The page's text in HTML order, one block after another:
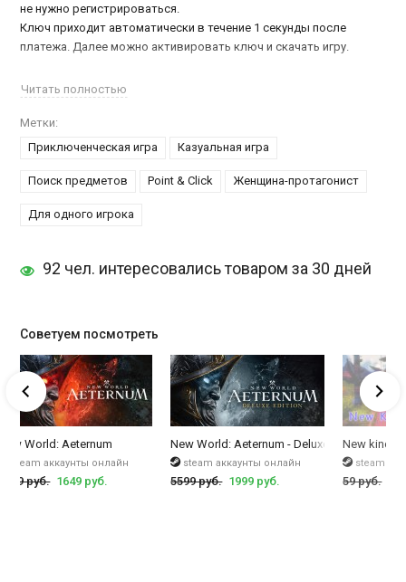
не нужно регистрироваться.
Ключ приходит автоматически в течение 1 секунды после
платежа. Далее можно активировать ключ и скачать игру.
Сюжет New York Mysteries: Secrets of the Mafia
внезапно исчезают при неизвестных обстоятельствах. Все, что
смогли найти на месте их пропажи – это бабочка и непонятная
Но не это испугало местных жителей, а то, что стали пропадать
А здесь можнокупить ключ Mafia: Definitive Edition.
Читать полностью
Метки:
Приключенческая игра
Казуальная игра
Поиск предметов Point & Click Женщина-протагонист
Для одного игрока
92 чел. интересовались товаром за 30 дней
Советуем посмотреть
Souls
World: Aeternum
steam аккаунты онлайн
руб. 1649 руб.
New World: Aeternum - Deluxe Edition
steam аккаунты онлайн
5599 руб. 1999 руб.
New kind
steam
59 руб.